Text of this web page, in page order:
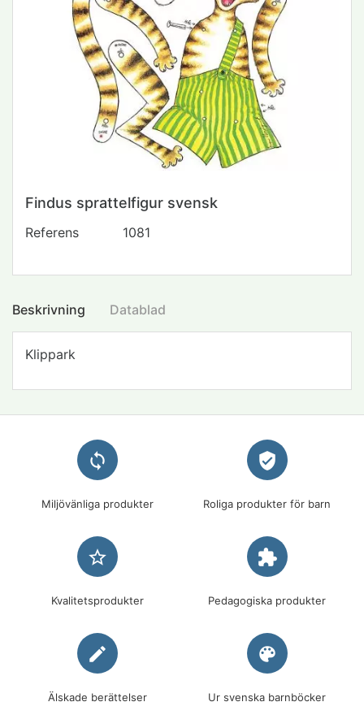
Findus sprattelfigur svensk
Referens 1081
Beskrivning Datablad
Klippark
loop
Miljövänliga produkter
verified_user
Roliga produkter för barn
star_border
Kvalitetsprodukter
extension
Pedagogiska produkter
edit
Älskade berättelser
palette
Ur svenska barnböcker